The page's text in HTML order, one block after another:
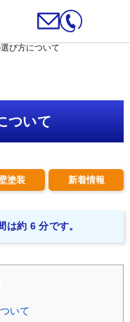
び方について
ついて
塗装 新着情報
は約 6 分です。
いて